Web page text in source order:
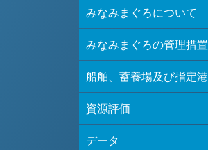
みなみまぐろについて
みなみまぐろの管理措置
船舶、蓄養場及び指定港
資源評価
データ